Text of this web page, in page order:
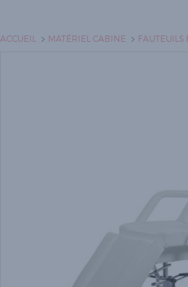
ACCUEIL MATÉRIEL CABINE FAUTEUILS